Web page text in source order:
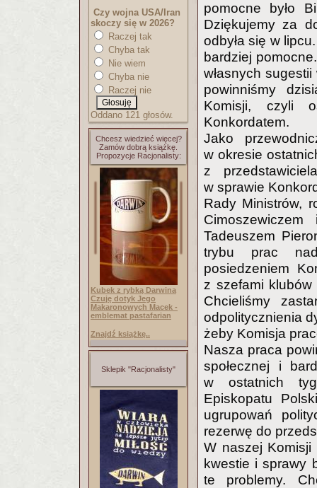
Czy wojna USA/Iran
skoczy się w 2026?
Raczej tak
Chyba tak
Nie wiem
Chyba nie
Raczej nie
Oddano 121 głosów.
Chcesz wiedzieć więcej?
Zamów dobrą książkę.
Propozycje Racjonalisty:
Kubek z rybką Darwina
Czuję dotyk Jego
Makaronowych Macek -
emblemat pastafarian
Znajdź książkę..
Sklepik "Racjonalisty"
pomocne było
Dziękujemy za
odbyła się w
bardziej
własnych
powinniśmy
Komisji, czyli
Konkordatem.
Jako
w okresie
z
w sprawie
Rady Ministrów,
Tadeuszem
trybu prac
posiedzeniem
z szefami
Chcieliśmy
odpolitycznienia
żeby Komisja
Nasza praca
społecznej i
w ostatnich
Episkopatu
ugrupowań
rezerwę do
W naszej
kwestie i sprawy
te problemy.